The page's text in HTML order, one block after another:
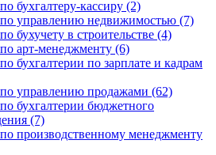
бухгалтеру-кассиру (2)
управлению недвижимостью (7)
бухучету в строительстве (4)
арт-менеджменту (6)
бухгалтерии по зарплате и кадрам
управлению продажами (62)
бухгалтерии бюджетного
(7)
производственному менеджменту